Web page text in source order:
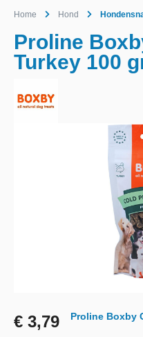
Home Hond
Proline
Turkey 100
€ 3,79 Proline Boxby